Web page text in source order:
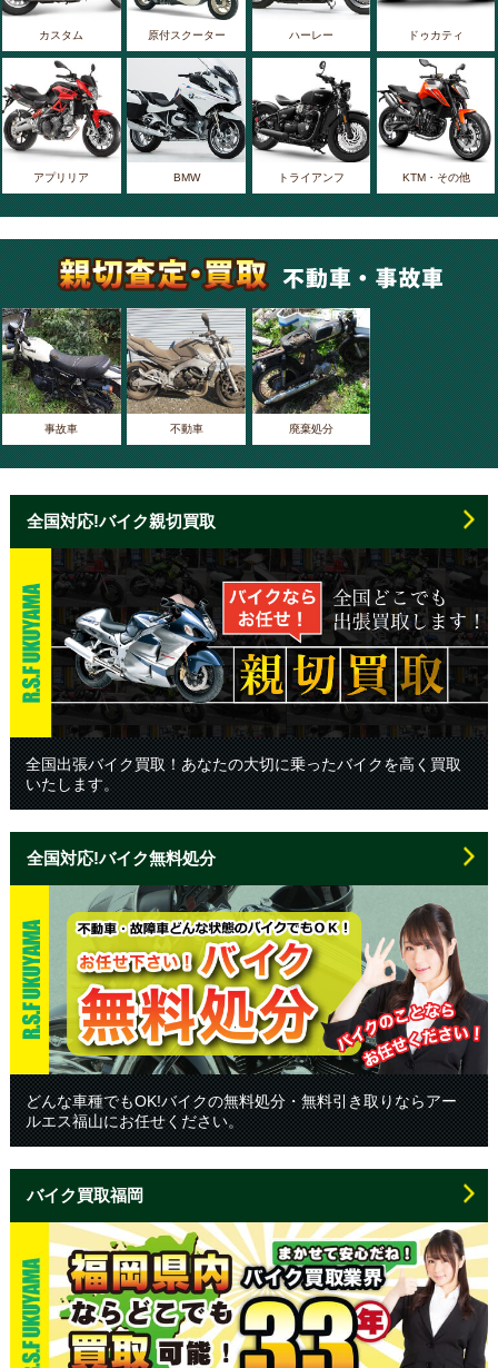
カスタム 原付スクーター ハーレー ドゥカティ
アプリリア BMW トライアンフ KTM・その他
事故車 不動車 廃棄処分
全国対応!バイク親切買取
全国出張バイク買取！あなたの大切に乗ったバイクを高く買取
いたします。
全国対応!バイク無料処分
どんな車種でもOK!バイクの無料処分・無料引き取りならアー
ルエス福山にお任せください。
バイク買取福岡